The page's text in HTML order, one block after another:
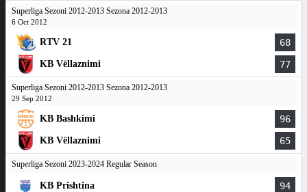
Superliga Sezoni 2012-2013 Sezona 2012-2013
6 Oct 2012
RTV 21 68
KB Vëllaznimi 77
Superliga Sezoni 2012-2013 Sezona 2012-2013
29 Sep 2012
KB Bashkimi 96
KB Vëllaznimi 65
Superliga Sezoni 2023-2024 Regular Season
KB Prishtina 94